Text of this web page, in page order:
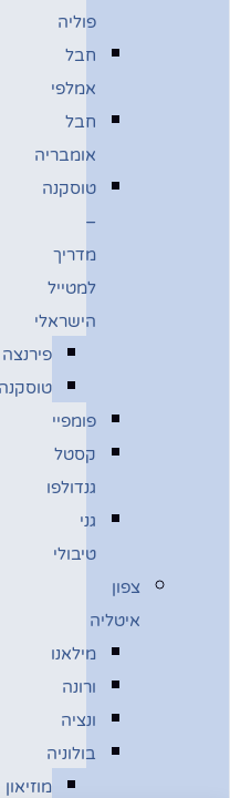
פוליה
חבל
אמלפי
חבל
אומבריה
טוסקנה
–
מדריך
למטייל
הישראלי
פירנצה
טוסקנה
פומפיי
קסטל
גנדולפו
גני
טיבולי
צפון
איטליה
מילאנו
ורונה
ונציה
בולוניה
מוזיאון